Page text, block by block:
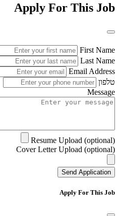
Apply For This Job
First Name
Last Name
Email Address
טלפון
Message
Resume Upload (optional)
Cover Letter Upload (optional)
Send Application
Apply For This Job